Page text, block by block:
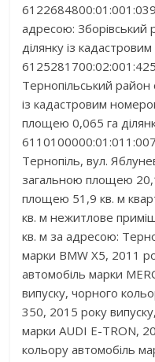
адресою: Зборівський
ділянку із
Тернопільський район
із кадастровим
площею 0,065 га
Тернопіль, вул.
загальною площею
площею 51,9 кв. м
кв. м нежитлове
кв. м за адресою:
марки BMW X5, 2011
автомобіль марки
випуску, чорного
350, 2015 року
марки AUDI E-TRON,
кольору автомобіль